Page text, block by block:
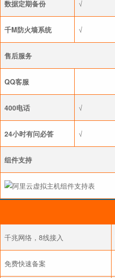
数据定期备份 √
千M防火墙系统 √
售后服务
QQ客服
400电话 √
24小时有问必答 √
组件支持
千兆网络，8线接入
免费快速备案